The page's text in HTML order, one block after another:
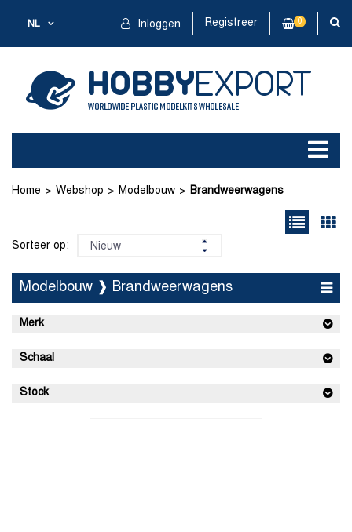
NL Inloggen Registreer 0
Home Webshop Modelbouw Brandweerwagens
Sorteer op:
Modelbouw ❱ Brandweerwagens
Merk
Schaal
Stock